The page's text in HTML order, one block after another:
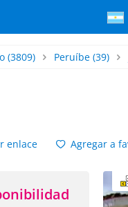
(3809) Peruíbe (39)
enlace
Agregar a